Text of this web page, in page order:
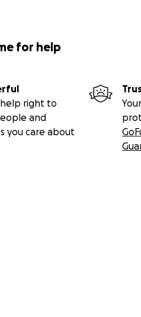
for help
right to
and
you care about